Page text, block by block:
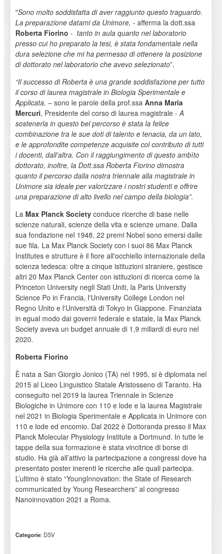
"Sono molto soddisfatta di aver raggiunto questo traguardo.
La preparazione datami da Unimore, - afferma la dott.ssa
Roberta Fiorino - tanto in aula quanto nel laboratorio
presso cui ho preparato la tesi, è stata fondamentale nella
dura selezione che mi ha permesso di ottenere la posizione
di dottorato nel laboratorio che avevo selezionato”.
“Il successo di Roberta è una grande soddisfazione per tutto
il corso di laurea magistrale in Biologia Sperimentale e
Applicata. – sono le parole della prof.ssa Anna Maria
Mercuri, Presidente del corso di laurea magistrale - A
sostenerla in questo bel percorso è stata la felice
combinazione tra le sue doti di talento e tenacia, da un lato,
e le approfondite competenze acquisite col contributo di tutti
i docenti, dall’altra. Con il raggiungimento di questo ambìto
dottorato, inoltre, la Dott.ssa Roberta Fiorino dimostra
quanto il percorso dalla nostra triennale alla magistrale in
Unimore sia ideale per valorizzare i nostri studenti e offrire
una preparazione di alto livello nel campo della biologia”.
La Max Planck Societyconduce ricerche di base nelle
scienze naturali, scienze della vita e scienze umane. Dalla
sua fondazione nel 1948, 22 premi Nobel sono emersi dalle
sue fila. La Max Planck Society con i suoi 86 Max Planck
Institutes e strutture è il fiore all'occhiello internazionale della
scienza tedesca: oltre a cinque istituzioni straniere, gestisce
altri 20 Max Planck Center con istituzioni di ricerca come la
Princeton University negli Stati Uniti, la Paris University
Science Po in Francia, l'University College London nel
Regno Unito e l'Università di Tokyo in Giappone. Finanziata
in egual modo dai governi federale e statale, la Max Planck
Society aveva un budget annuale di 1,9 miliardi di euro nel
2020.
Roberta Fiorino
È nata a San Giorgio Jonico (TA) nel 1995, si è diplomata nel
2015 al Liceo Linguistico Statale Aristosseno di Taranto. Ha
conseguito nel 2019 la laurea Triennale in Scienze
Biologiche in Unimore con 110 e lode e la laurea Magistrale
nel 2021 in Biologia Sperimentale e Applicata in Unimore con
110 e lode ed encomio. Dal 2022 è Dottoranda presso il Max
Planck Molecular Physiology Institute a Dortmund. In tutte le
tappe della sua formazione è stata vincitrice di borse di
studio. Ha già all’attivo la partecipazione a congressi dove ha
presentato poster inerenti le ricerche alle quali partecipa.
L’ultimo è stato “YoungInnovation: the State of Research
communicated by Young Researchers” al congresso
Nanoinnovation 2021 a Roma.
Categorie: DSV